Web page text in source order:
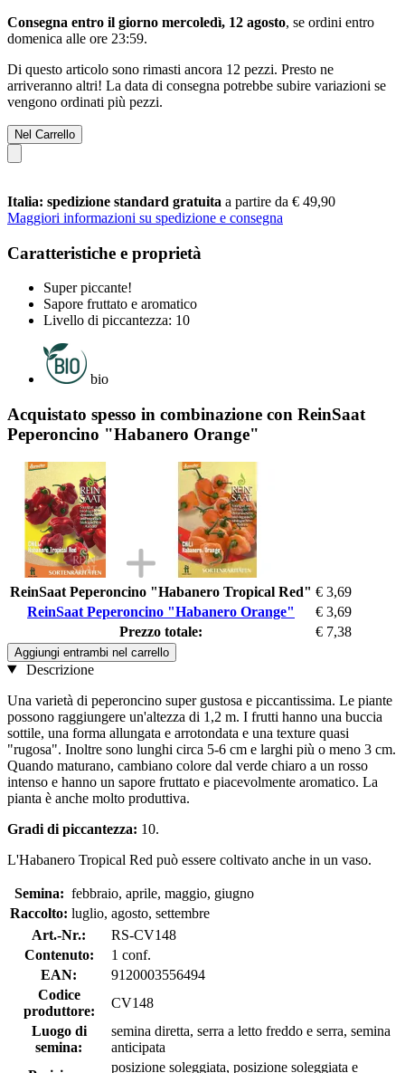
Consegna entro il giorno mercoledì, 12 agosto, se ordini entro
domenica alle ore 23:59.
Di questo articolo sono rimasti ancora 12 pezzi. Presto ne
arriveranno altri! La data di consegna potrebbe subire variazioni se
vengono ordinati più pezzi.
Nel Carrello
Italia: spedizione standard gratuita a partire da € 49,90
Maggiori informazioni su spedizione e consegna
Caratteristiche e proprietà
Super piccante!
Sapore fruttato e aromatico
Livello di piccantezza: 10
bio
Acquistato spesso in combinazione con ReinSaat
Peperoncino "Habanero Orange"
ReinSaat Peperoncino "Habanero Tropical Red" € 3,69
ReinSaat Peperoncino "Habanero Orange"
€ 3,69
Prezzo totale:
€ 7,38
Aggiungi entrambi nel carrello
Descrizione
Una varietà di peperoncino super gustosa e piccantissima. Le piante
possono raggiungere un'altezza di 1,2 m. I frutti hanno una buccia
sottile, una forma allungata e arrotondata e una texture quasi
"rugosa". Inoltre sono lunghi circa 5-6 cm e larghi più o meno 3 cm.
Quando maturano, cambiano colore dal verde chiaro a un rosso
intenso e hanno un sapore fruttato e piacevolmente aromatico. La
pianta è anche molto produttiva.
Gradi di piccantezza: 10.
L'Habanero Tropical Red può essere coltivato anche in un vaso.
Semina: febbraio, aprile, maggio, giugno
Raccolto: luglio, agosto, settembre
Art.-Nr.:
RS-CV148
Contenuto:
1 conf.
EAN:
9120003556494
Codice
produttore:
CV148
Luogo di
semina:
semina diretta, serra a letto freddo e serra, semina
anticipata
posizione soleggiata, posizione soleggiata e